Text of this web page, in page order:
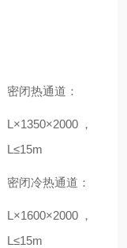
密闭热通道：
L×1350×2000，
L≤15m
密闭冷热通道：
L×1600×2000，
L≤15m